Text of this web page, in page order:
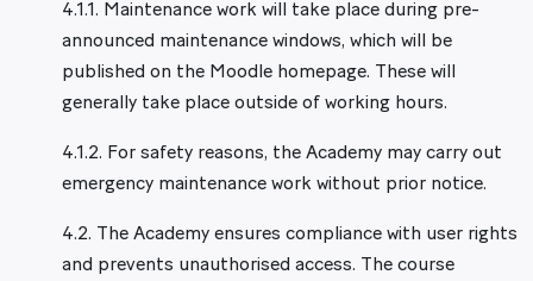
4.1.1. Maintenance work will take place during pre-
announced maintenance windows, which will be
published on the Moodle homepage. These will
generally take place outside of working hours.
4.1.2. For safety reasons, the Academy may carry out
emergency maintenance work without prior notice.
4.2. The Academy ensures compliance with user rights
and prevents unauthorised access. The course